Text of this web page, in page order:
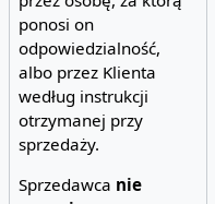
ponosi on
odpowiedzialność,
albo przez Klienta
według instrukcji
otrzymanej przy
sprzedaży.
Sprzedawca nie